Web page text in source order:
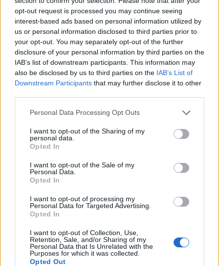
opt-out request is processed you may continue seeing
interest-based ads based on personal information utilized by
us or personal information disclosed to third parties prior to
your opt-out. You may separately opt-out of the further
disclosure of your personal information by third parties on the
IAB’s list of downstream participants. This information may
also be disclosed by us to third parties on the IAB’s List of
Downstream Participants that may further disclose it to other
Personal Data Processing Opt Outs
I want to opt-out of the Sharing of my
personal data.
Opted In
I want to opt-out of the Sale of my
Personal Data.
Opted In
I want to opt-out of processing my
Personal Data for Targeted Advertising.
Opted In
I want to opt-out of Collection, Use,
Retention, Sale, and/or Sharing of my
Personal Data that Is Unrelated with the
Purposes for which it was collected.
Opted Out
2005 7.8
Méz és lóhere
2005
Gintama
2007
SOROZAT
5.9
School Days
2007
SOROZAT
SOROZAT SOROZAT